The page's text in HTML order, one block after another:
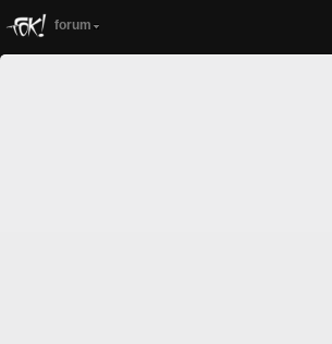
forum